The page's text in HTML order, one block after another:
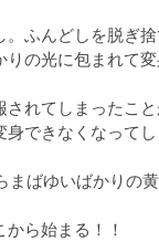
ふんどしを脱ぎ捨
りの光に包まれて
されてしまったこ
身できなくなってし
まばゆいばかりの
ら始まる！！